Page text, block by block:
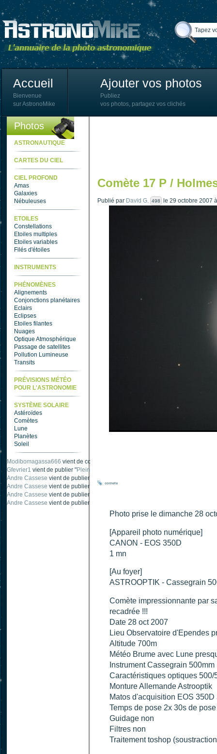
Accueil
Bienvenue
sur AstronoMike
Ajouter vos photos
Publiez
vos photos, partagez vos clichés
Photos
ASTRONAUTIQUE
CARTES DU CIEL
CIEL PROFOND
Amas
Galaxies
Nébuleuses
ETOILES
Constellations
Etoiles multiples
Etoiles variables
Filés d'étoiles
INSTRUMENTS
PHÉNOMÈNES
Alignements
Conjonctions planétaires
Eclairs
Eclipses
Etoiles filantes
Nuages
Optique Atmosphérique
Passage de satellites
Pollution Lumineuse
Transits
PRÉVISIONS MÉTÉO
POUR L'ASTRONOMIE
SYSTÈME SOLAIRE
Astéroïdes
Comètes
Lune
Planètes
Soleil
Modibomagassa666 vient de commenter "
Gfevrier1 vient de publier "Pleine Lune - 9 Aout 205
Andre Cassese vient de publier "
Andre Cassese vient de publier "
Tache solaire 21 juin 2021 lunette halpha 120
Andre Cassese vient de publier "
Andre Cassese vient de publier "
Comète 17 P /
Publié par David G. 498 le 29 octobre 2007
comete
Photo prise le dimanche 28
[Appareil photo numérique]
CANON - EOS 350D
1 mn
[Au foyer]
ASTROOPTIK - Cassegrain
Comète impressionnante par
recadrée !!!
Date 28 oct 2007
Lieu Observatoire d'Ependes
Altitude 700m
Météo Brume avec Lune
Instrument Cassegrain 500mm
Caractéristiques optiques
Monture Allemande Astrooptik
Matos d'acquisition EOS
Temps de pose 2x 30s de pose
Guidage non
Filtres non
Traitement toshop